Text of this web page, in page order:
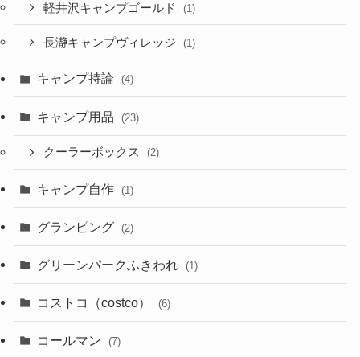
軽井沢キャンプゴールド (1)
長瀞キャンプヴィレッジ (1)
キャンプ持論 (4)
キャンプ用品 (23)
クーラーボックス (2)
キャンプ自作 (1)
グランピング (2)
グリーンパークふきわれ (1)
コストコ（costco） (6)
コールマン (7)